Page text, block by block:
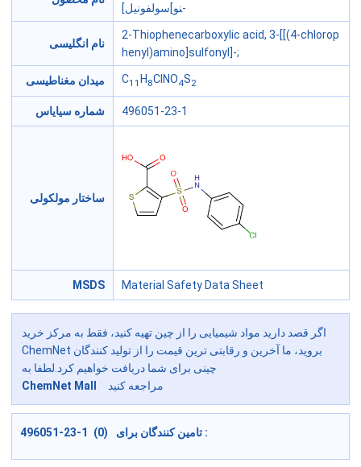
نو]سولفونیل]-
نام انگلیسی
2-Thiophenecarboxylic acid, 3-[[(4-chlorop
henyl)amino]sulfonyl]-;
میدان مغناطیسی C11 H 8ClNO4S2
شماره سیایاس 496051-23-1
ساختار مولکولی
MSDS Material Safety Data Sheet
اگر قصد دارید مواد شیمیایی را از چین تهیه کنید، فقط به مرکز خرید
ChemNet بروید، ما آخرین و رقابتی ترین قیمت را از تولید کنندگان
چینی برای شما دریافت خواهیم کرد.لطفا به
ChemNet Mall
مراجعه کنید
496051-23-1 (0) تامین کنندگان برای :